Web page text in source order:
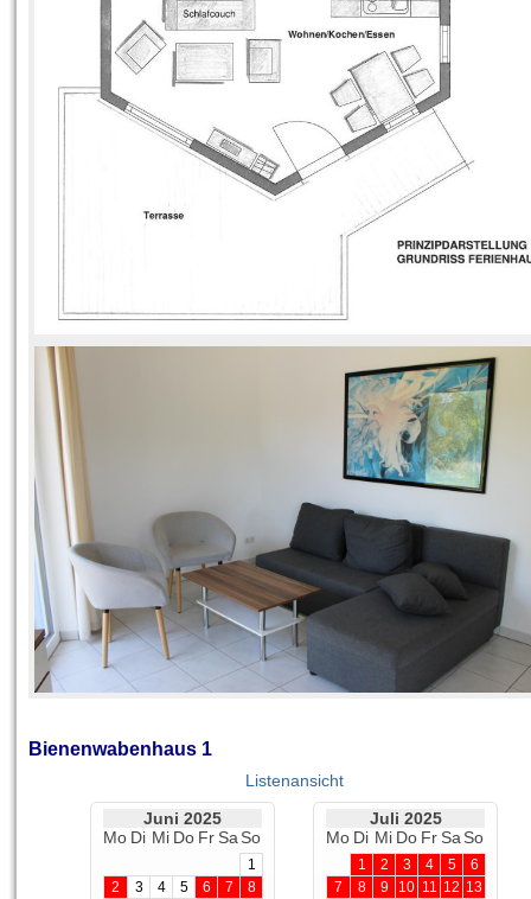
Bienenwabenhaus 1
Listenansicht
Juni 2025
Mo Di Mi Do Fr Sa So
1
2
3 4 5 6 7 8
Juli 2025
Mo Di Mi Do Fr Sa So
1 2 3 4 5
6
7
8 9 10 11 12 13